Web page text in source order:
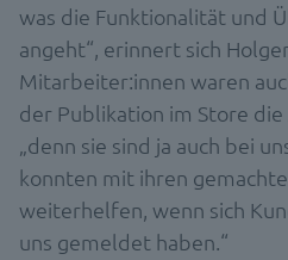
was die Funktionalität und
angeht“, erinnert sich
Mitarbeiter:innen waren
der Publikation im Store
„denn sie sind ja auch bei
konnten mit ihren
weiterhelfen, wenn sich
uns gemeldet haben.“